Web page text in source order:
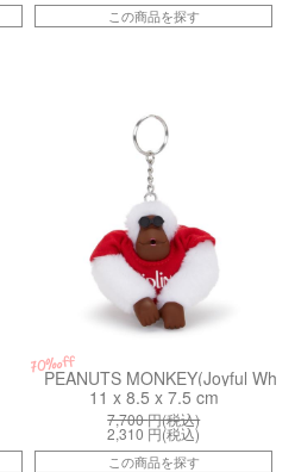
この商品を探す
70%off
PEANUTS MONKEY(Joyful
11 x 8.5 x 7.5 cm
7,700円(税込)
2,310 円(税込)
この商品を探す